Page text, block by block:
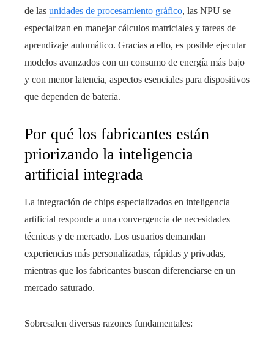
de las unidades de procesamiento gráfico, las NPU se
especializan en manejar cálculos matriciales y tareas de
aprendizaje automático. Gracias a ello, es posible ejecutar
modelos avanzados con un consumo de energía más bajo
y con menor latencia, aspectos esenciales para dispositivos
que dependen de batería.
Por qué los fabricantes están
priorizando la inteligencia
artificial integrada
La integración de chips especializados en inteligencia
artificial responde a una convergencia de necesidades
técnicas y de mercado. Los usuarios demandan
experiencias más personalizadas, rápidas y privadas,
mientras que los fabricantes buscan diferenciarse en un
mercado saturado.
Sobresalen diversas razones fundamentales: